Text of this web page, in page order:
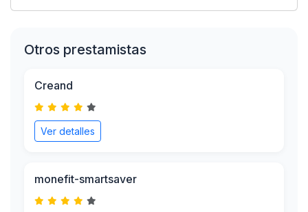
Otros prestamistas
Creand
Ver detalles
monefit-smartsaver